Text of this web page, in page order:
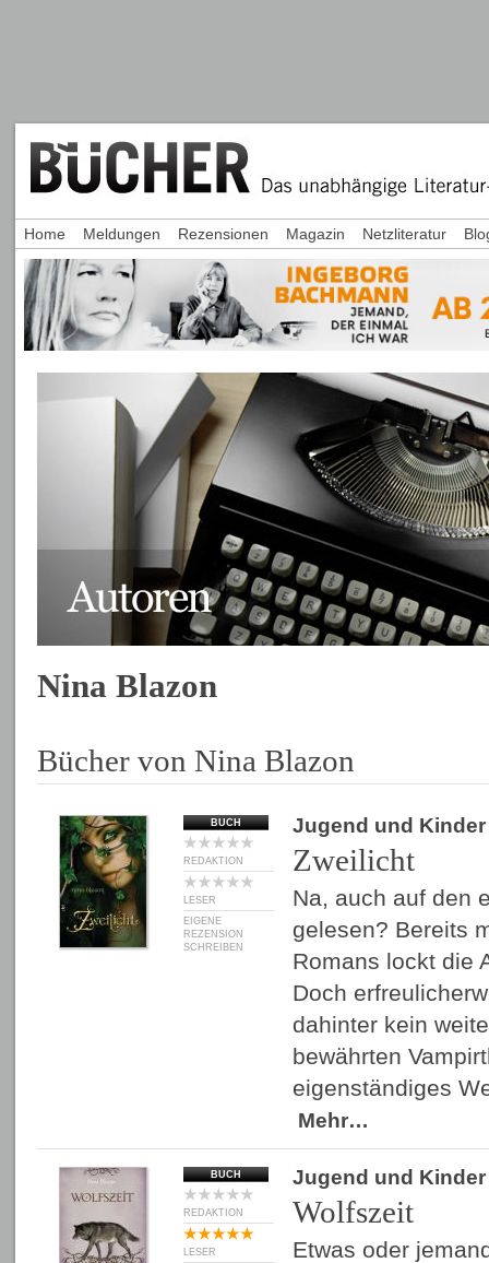
Nina Blazon
Bücher von Nina Blazon
BUCH
REDAKTION
LESER
EIGENE
REZENSION
SCHREIBEN
Jugend und Kinder
Zweilicht
Na, auch auf den
gelesen? Bereits
Romans lockt die
Doch
dahinter kein
bewährten
eigenständiges
Mehr…
BUCH
REDAKTION
LESER
Jugend und Kinder
Wolfszeit
Etwas oder
Home Meldungen Rezensionen Magazin Netzliteratur